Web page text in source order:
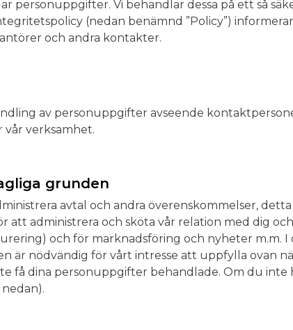
personuppgifter. Vi behandlar dessa på ett så
(nedan benämnd ”Policy”)
och andra kontakter.
av personuppgifter avseende
vår verksamhet.
grunden
avtal och andra överenskommelser,
att administrera och sköta vår relation med dig
och för marknadsföring och nyheter m.m.
är nödvändig för vårt intresse att uppfylla ovan
få dina personuppgifter behandlade. Om du inte